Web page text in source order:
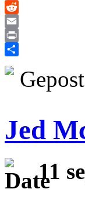
X
Reddit
Email
Print
Jed
11